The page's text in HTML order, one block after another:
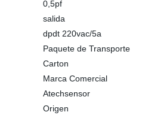
0,5pf
salida
dpdt 220vac/5a
Paquete de Transporte
Carton
Marca Comercial
Atechsensor
Origen